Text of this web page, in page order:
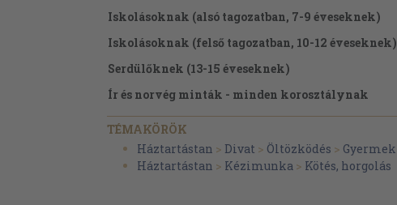
Iskolásoknak (alsó tagozatban, 7-9 éveseknek)
Iskolásoknak (felső tagozatban, 10-12 éveseknek)
Serdülőknek (13-15 éveseknek)
Ír és norvég minták - minden korosztálynak
Mindenféle
Önálló minták
TÉMAKÖRÖK
Háztartástan > Divat > Öltözködés > Gyermek
Háztartástan > Kézimunka > Kötés, horgolás